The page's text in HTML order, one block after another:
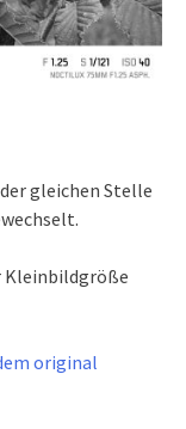
gleichen Stelle
Kleinbildgröße
original